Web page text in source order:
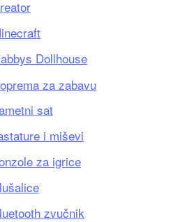
Dollhouse
za zabavu
sat
i miševi
za igrice
zvučnik